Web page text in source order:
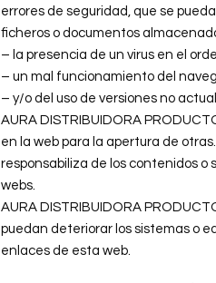
errores de seguridad, que se
ficheros o documentos
– la presencia de un virus en el
– un mal funcionamiento del
– y/o del uso de versiones no
AURA DISTRIBUIDORA
en la web para la apertura de
responsabiliza de los contenidos o
webs.
AURA DISTRIBUIDORA
puedan deteriorar los sistemas o
enlaces de esta web.